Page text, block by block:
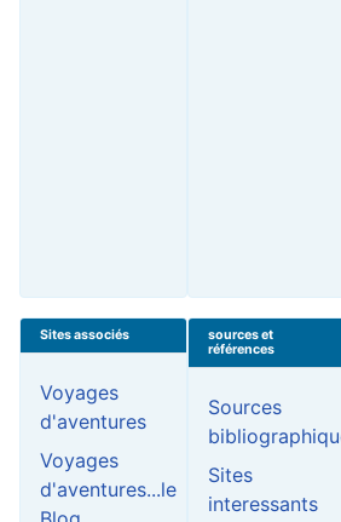
Sites associés
Voyages
d'aventures
Voyages
d'aventures...le
sources et
références
Sources
Sites
interessants